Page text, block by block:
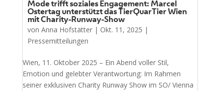
Mode trifft soziales Engagement: Marcel
Ostertag unterstützt das TierQuarTier Wien
mit Charity-Runway-Show
von Anna Hofstätter| Okt. 11, 2025 |
Pressemitteilungen
Wien, 11. Oktober 2025 – Ein Abend voller Stil,
Emotion und gelebter Verantwortung: Im Rahmen
seiner exklusiven Charity Runway Show im SO/ Vienna